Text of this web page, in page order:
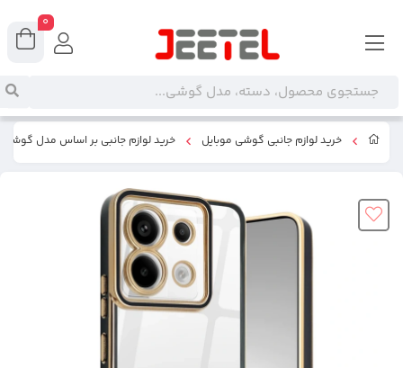
خرید لوازم جانبی گوشی موبایل خرید لوازم جانبی بر اساس مدل گوشی
0